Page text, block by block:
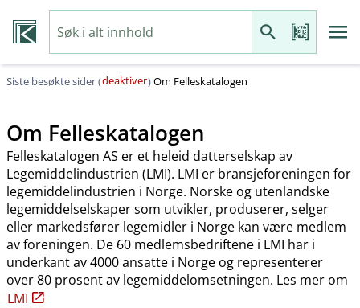
Siste besøkte sider (deaktiver)Om Felleskatalogen
Om Felleskatalogen
Felleskatalogen AS er et heleid datterselskap av
Legemiddelindustrien (LMI). LMI er bransjeforeningen for
legemiddelindustrien i Norge. Norske og utenlandske
legemiddelselskaper som utvikler, produserer, selger
eller markedsfører legemidler i Norge kan være medlem
av foreningen. De 60 medlemsbedriftene i LMI har i
underkant av 4000 ansatte i Norge og representerer
over 80 prosent av legemiddelomsetningen. Les mer om
LMI